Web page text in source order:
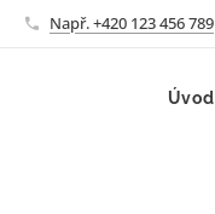
Např. +420 123 456 789
Úvod